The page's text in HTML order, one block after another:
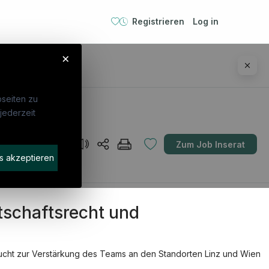
Registrieren Log in
Zum Job Inserat
und
zur Verstärkung des Teams an den Standorten Linz und Wien
×
zu
akzeptieren
Officer
Kandidaten finden